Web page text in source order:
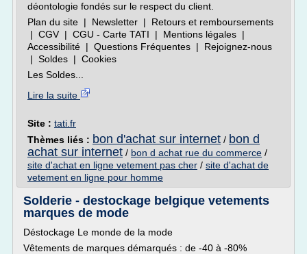
déontologie fondés sur le respect du client.
Plan du site | Newsletter | Retours et remboursements
| CGV | CGU - Carte TATI | Mentions légales |
Accessibilité | Questions Fréquentes | Rejoignez-nous
| Soldes | Cookies
Les Soldes...
Lire la suite
Site : tati.fr
Thèmes liés : bon d'achat sur internet / bon d
achat sur internet / bon d achat rue du commerce /
site d'achat en ligne vetement pas cher / site d'achat de
vetement en ligne pour homme
Solderie - destockage belgique vetements
marques de mode
Déstockage Le monde de la mode
Vêtements de marques démarqués : de -40 à -80%